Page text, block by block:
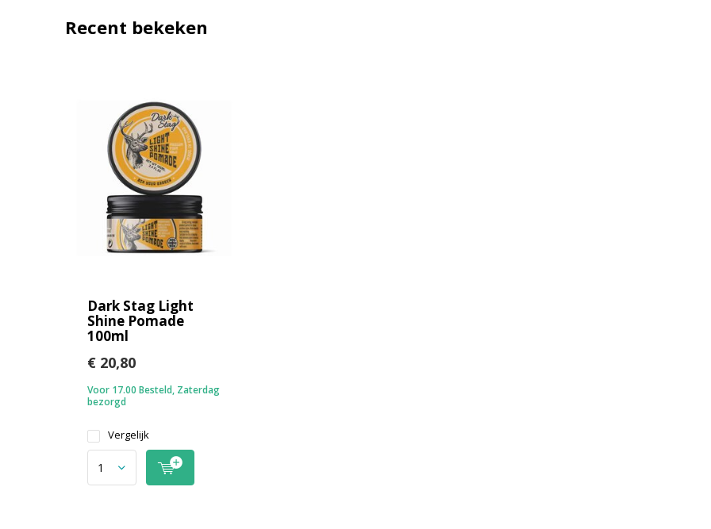
Recent bekeken
Dark Stag Light
Shine Pomade
100ml
€ 20,80
Voor 17.00 Besteld, Zaterdag
bezorgd
Vergelijk